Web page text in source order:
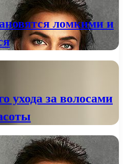
ломкими и
ухода за волосами